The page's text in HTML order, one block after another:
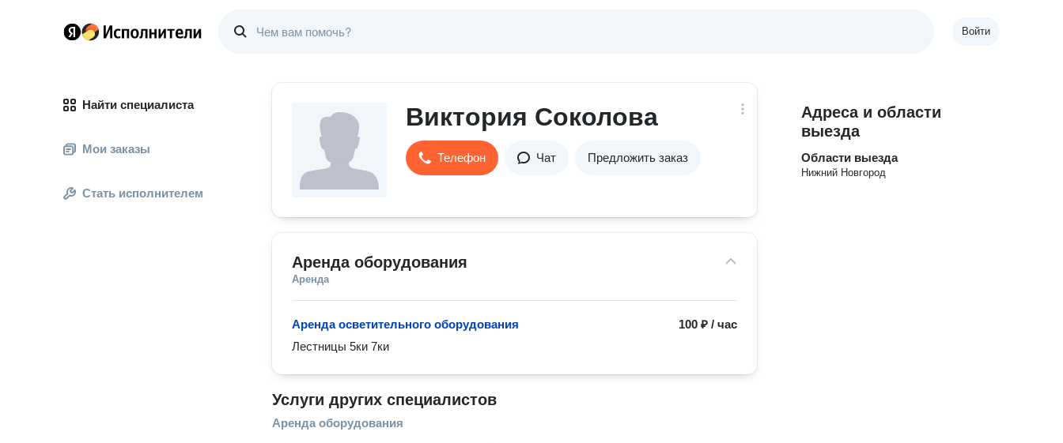
Войти
Найти специалиста
Мои заказы
Стать исполнителем
Виктория Соколова
Телефон Чат Предложить заказ
Аренда оборудования
Аренда
100 ₽ /час
Аренда осветительного оборудования
Лестницы 5ки 7ки
Услуги других специалистов
Аренда оборудования
Адреса и области
выезда
Области выезда
Нижний Новгород